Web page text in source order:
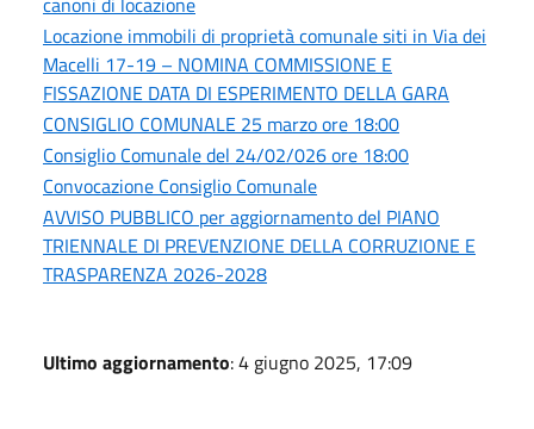
Locazione immobili di proprietà comunale siti in Via dei
Macelli 17-19 – NOMINA COMMISSIONE E
FISSAZIONE DATA DI ESPERIMENTO DELLA GARA
CONSIGLIO COMUNALE 25 marzo ore 18:00
Consiglio Comunale del 24/02/026 ore 18:00
Convocazione Consiglio Comunale
AVVISO PUBBLICO per aggiornamento del PIANO
TRIENNALE DI PREVENZIONE DELLA CORRUZIONE E
TRASPARENZA 2026-2028
Ultimo aggiornamento: 4 giugno 2025, 17:09